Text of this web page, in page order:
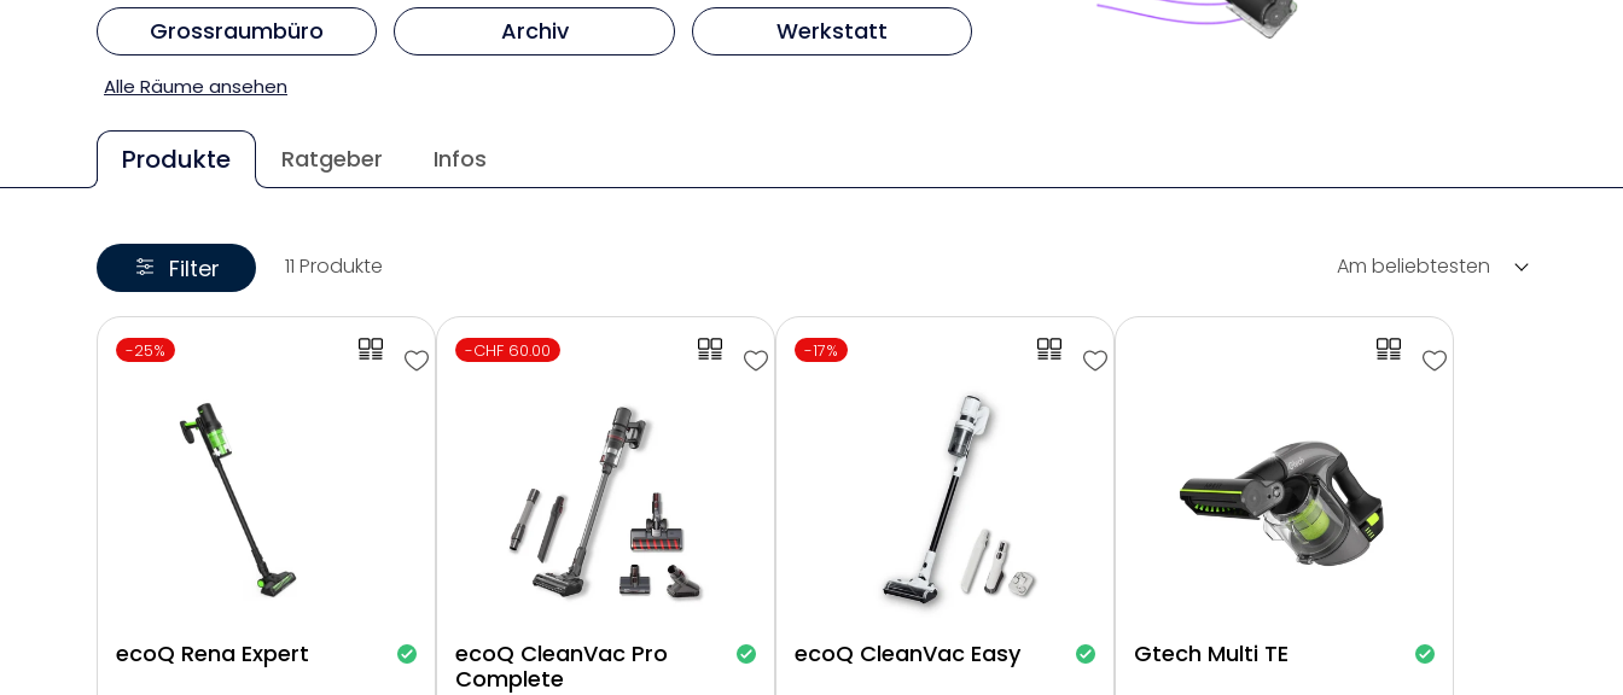
Grossraumbüro Archiv Werkstatt
Alle Räume ansehen
Produkte Ratgeber Infos
Filter 11 Produkte Am beliebtesten
-25%
ecoQ Rena Expert
-CHF 60.00
ecoQ CleanVac Pro
Complete
-17%
ecoQ CleanVac Easy Gtech Multi TE